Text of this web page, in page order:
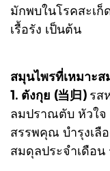
มักพบในโรคสะเ
เรื้อรัง เป็นต้น
สมุนไพรที่เหมาะส
1. ตังกุย (当归) รส
ลมปราณตับ หัวใจ
สรรพคุณ บำรุงเลื
สมดุลประจำเดือน